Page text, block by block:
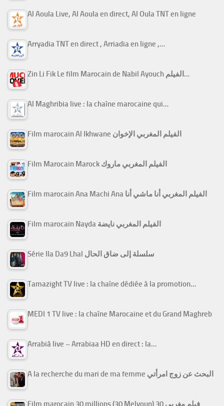
Al Aoula Live, Al Aoula en direct, Al Oula TNT en ligne
Arryadia TNT en direct , Arriadia en ligne ,…
Zin Li Fik Le film Marocain de Nabil Ayouch الفيلم…
Al Maghribia live : la chaîne marocaine qui…
Film marocain Al Ikhwane الفيلم المغربي الإخوان
Film Marocain Marock الفيلم المغربي ماروك
Film marocain Ana Machi Ana الفيلم المغربي أنا ماشي أنا
Film marocain Nayda الفيلم المغربي نايضة
Série Ila Da9 Lhal سلسلة إلى ضاق الحال
Tamazight TV live : la chaîne dédiée à la promotion…
MEDI 1 TV live : la chaîne Marocaine et du Grand Maghreb
Arrabiâ live – Arrabiaa HD en direct : la…
A la recherche du mari de ma femme البحث عن زوج امرأتي
Film marocain 30 millions (30 Melyoun) فيلم مغربي 30